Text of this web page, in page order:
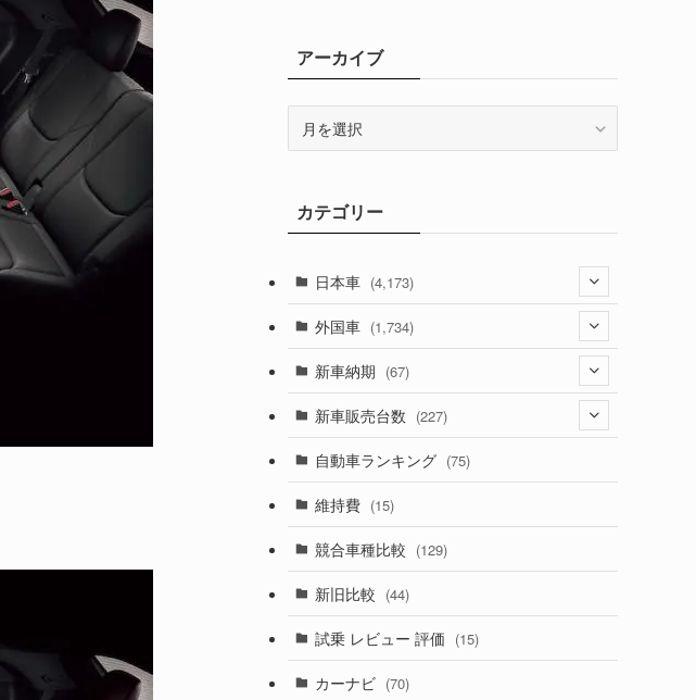
アーカイブ
ブカテゴリー
日本車 (4,173)
(1,321)
(329)
(526)
(357)
(328)
(194)
(230)
(253)
外国車 (1,734)
(188)
(242)
(85)
(84)
(14)
(222)
新車納期 (67)
(28)
(8)
(3)
(3)
(5)
新車販売台数 (227)
(21)
(5)
(7)
自動車ランキング (75)
維持費 (15)
競合車種比較 (129)
新旧比較 (44)
試乗 レビュー 評価 (15)
カーナビ (70)